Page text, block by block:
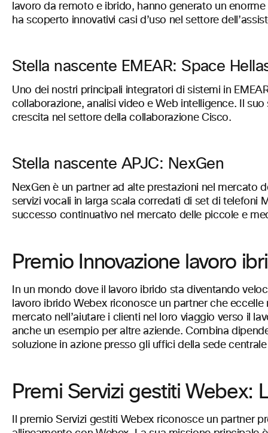
lavoro da remoto e ibrido, hanno generato un
ha scoperto innovativi casi d’uso nel settore
Stella nascente EMEAR: Space
Uno dei nostri principali integratori di sistemi in
collaborazione, analisi video e Web intelligence. Il
crescita nel settore della collaborazione Cisco.
Stella nascente APJC: NexGen
NexGen è un partner ad alte prestazioni nel
servizi vocali in larga scala corredati di set di telefoni
successo continuativo nel mercato delle piccole e
Premio Innovazione lavoro
In un mondo dove il lavoro ibrido sta diventando
lavoro ibrido Webex riconosce un partner che
mercato nell’aiutare i clienti nel loro viaggio verso il
anche un esempio per altre aziende. Combina
soluzione in azione presso gli uffici della sede
Premi Servizi gestiti Webex:
Il premio Servizi gestiti Webex riconosce un partner